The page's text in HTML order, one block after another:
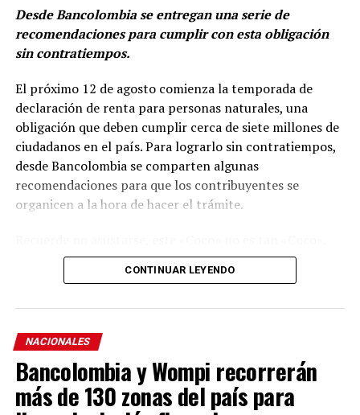
Desde Bancolombia se entregan una serie de
recomendaciones para cumplir con esta obligación
sin contratiempos.
El próximo 12 de agosto comienza la temporada de
declaración de renta para personas naturales, una
obligación que deben cumplir cerca de siete millones de
ciudadanos en el país. Para lograrlo sin contratiempos,
desde Bancolombia se comparten algunas
recomendaciones para que los contribuyentes se
organicen a la hora de hacer el trámite.
Simplemente es tomarse unos minutos, por ejemplo,
para leer este texto donde de manera clara y sencilla se
¿Cómo sé si debo declarar renta?
Según la Norma Tributaria, para el año gravable 2025
deberán presentar declaración de renta las personas
naturales que cumplan al menos una de las siguientes
CONTINUAR LEYENDO
NACIONALES
Bancolombia y Wompi recorrerán
más de 130 zonas del país para